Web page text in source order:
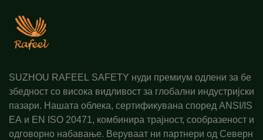
SUZHOU RAFEEL SAFETY нуди премиум одлени за бе
збедност со висока видливост за глобални индустријски
пазари. Нашата облека, сертификувана според ANSI/IS
EA и EN ISO 20471, комбинира трајност, сообразеност и
одговорно набавање. Веруваат ни партнери од Северн